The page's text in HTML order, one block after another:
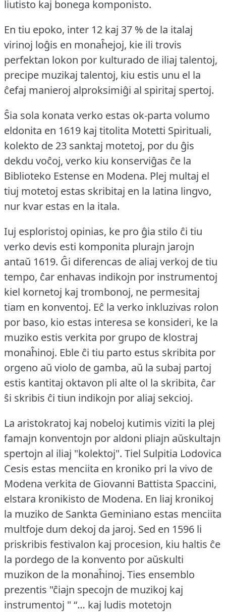
liutisto kaj bonega komponisto.
En tiu epoko, inter 12 kaj 37 % de la italaj
virinoj loĝis en monaĥejoj, kie ili trovis
perfektan lokon por kulturado de iliaj talentoj,
precipe muzikaj talentoj, kiu estis unu el la
ĉefaj manieroj alproksimiĝi al spiritaj spertoj.
Ŝia sola konata verko estas ok-parta volumo
eldonita en 1619 kaj titolita Motetti Spirituali,
kolekto de 23 sanktaj motetoj, por du ĝis
dekdu voĉoj, verko kiu konserviĝas ĉe la
Biblioteko Estense en Modena. Plej multaj el
tiuj motetoj estas skribitaj en la latina lingvo,
nur kvar estas en la itala.
Iuj esploristoj opinias, ke pro ĝia stilo ĉi tiu
verko devis esti komponita plurajn jarojn
antaŭ 1619. Ĝi diferencas de aliaj verkoj de tiu
tempo, ĉar enhavas indikojn por instrumentoj
kiel kornetoj kaj trombonoj, ne permesitaj
tiam en konventoj. Eĉ la verko inkluzivas rolon
por baso, kio estas interesa se konsideri, ke la
muziko estis verkita por grupo de klostraj
monaĥinoj. Eble ĉi tiu parto estus skribita por
orgeno aŭ violo de gamba, aŭ la subaj partoj
estis kantitaj oktavon pli alte ol la skribita, ĉar
ŝi skribis ĉi tiun indikojn por aliaj sekcioj.
La aristokratoj kaj nobeloj kutimis viziti la plej
famajn konventojn por aldoni pliajn aŭskultajn
spertojn al iliaj "kolektoj". Tiel Sulpitia Lodovica
Cesis estas menciita en kroniko pri la vivo de
Modena verkita de Giovanni Battista Spaccini,
elstara kronikisto de Modena. En liaj kronikoj
la muziko de Sankta Geminiano estas menciita
multfoje dum dekoj da jaroj. Sed en 1596 li
priskribis festivalon kaj procesion, kiu haltis ĉe
la pordego de la konvento por aŭskulti
muzikon de la monaĥinoj. Ties ensemblo
prezentis "ĉiajn specojn de muzikoj kaj
instrumentoj " “… kaj ludis motetojn